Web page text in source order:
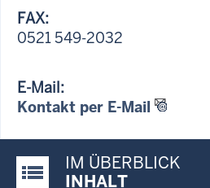
FAX:
0521 549-2032
E-Mail:
Kontakt per E-Mail
Justiz-Portal im Überblick:
IM ÜBERBLICK
INHALT